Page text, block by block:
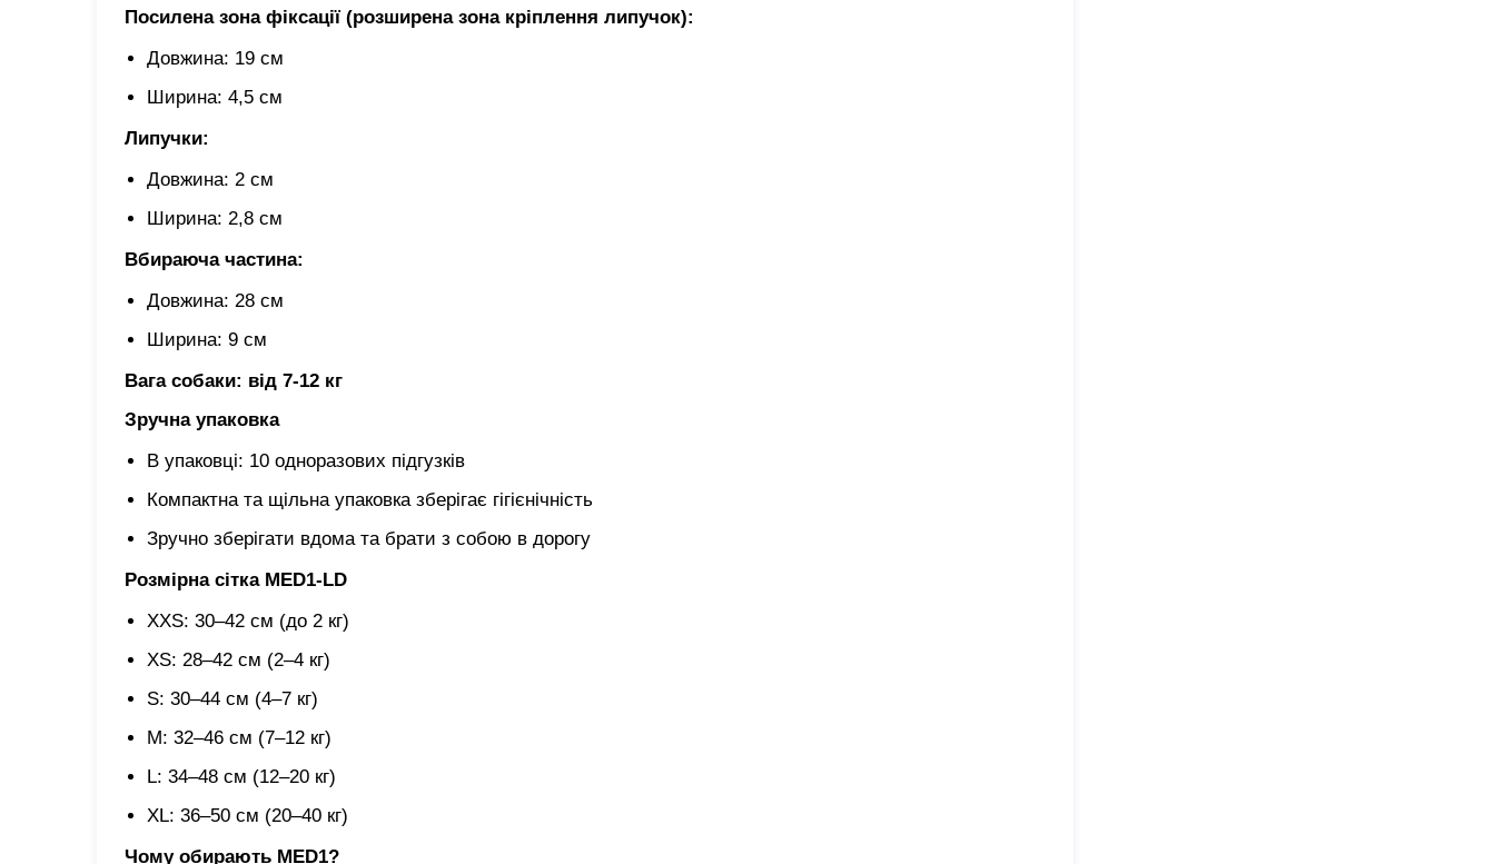
Посилена зона фіксації (розширена зона кріплення липучок):
Довжина: 19 см
Ширина: 4,5 см
Липучки:
Довжина: 2 см
Ширина: 2,8 см
Вбираюча частина:
Довжина: 28 см
Ширина: 9 см
Вага собаки: від 7-12 кг
Зручна упаковка
В упаковці: 10 одноразових підгузків
Компактна та щільна упаковка зберігає гігієнічність
Зручно зберігати вдома та брати з собою в дорогу
Розмірна сітка MED1-LD
XXS: 30–42 см (до 2 кг)
XS: 28–42 см (2–4 кг)
S: 30–44 см (4–7 кг)
M: 32–46 см (7–12 кг)
L: 34–48 см (12–20 кг)
XL: 36–50 см (20–40 кг)
Чому обирають MED1?